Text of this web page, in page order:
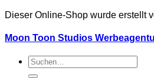
Dieser Online-Shop wurde erstellt
Moon Toon Studios
Suche
nach: